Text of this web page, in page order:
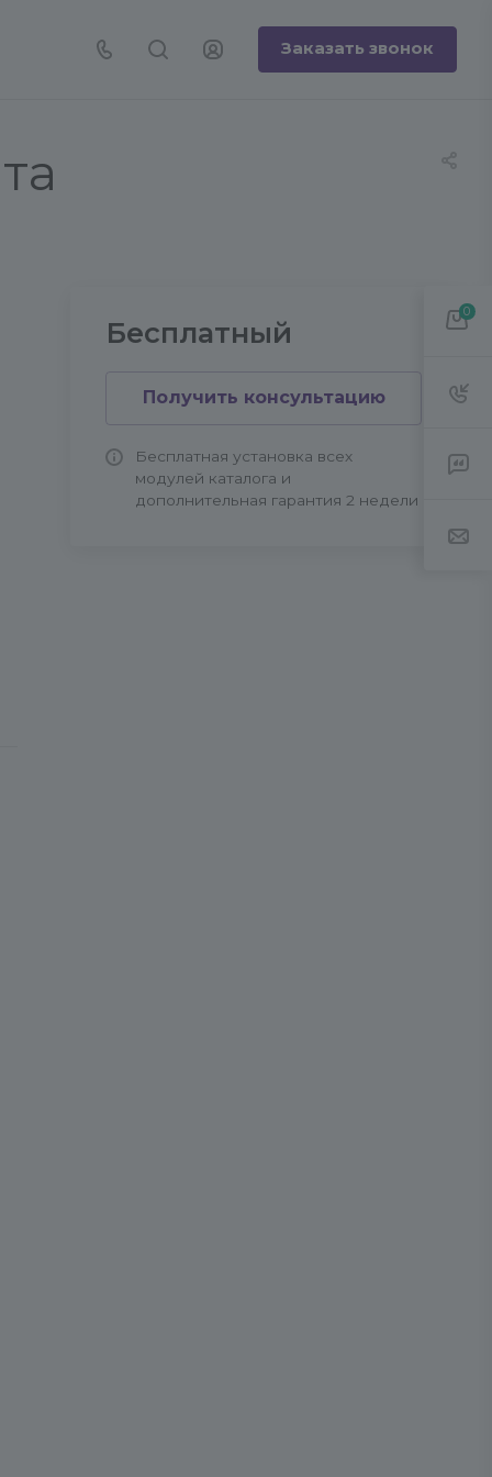
Заказать звонок
Бесплатный
Получить консультацию
Бесплатная установка всех
модулей каталога и
дополнительная гарантия 2 недели
0